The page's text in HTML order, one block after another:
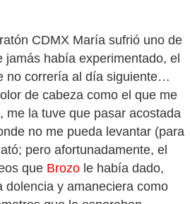
CDMX María sufrió uno de
jamás había experimentado, el
no correría al día siguiente…
de cabeza como el que me
me la tuve que pasar acostada
no me pueda levantar (para
pero afortunadamente, el
que Brozo le había dado,
dolencia y amaneciera como